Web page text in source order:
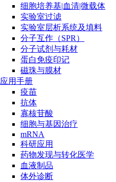
细胞培养基|血清|微载体
实验室过滤
实验室层析系统及填料
分子互作（SPR）
分子试剂与耗材
蛋白免疫印记
磁珠与膜材
应用手册
疫苗
抗体
寡核苷酸
细胞与基因治疗
mRNA
科研应用
药物发现与转化医学
血液制品
体外诊断